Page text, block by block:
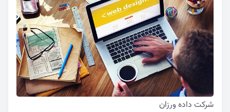
شرکت داده ورزان